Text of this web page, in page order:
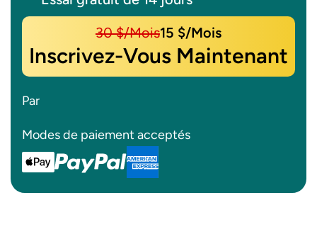
30 $/mois15 $/mois
Inscrivez-Vous Maintenant
Par
Modes de paiement acceptés